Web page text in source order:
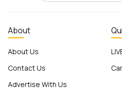
About
About Us
Contact Us
Advertise With Us